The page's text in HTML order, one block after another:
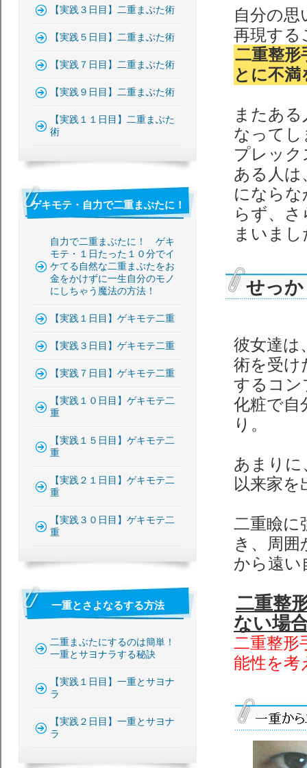
自分の
再現する
二重整形
とに不
またあ
なってし
プレッ
ある人は
になら
らず、
まいまし
せっ
彼女達は
術を受け
するコン
化粧で自
り。
あまりに
以来家
二重瞼に
き、周囲
から遠い
二重整
ない場
二重整形
能性を考
【実践３日目】二重まぶた術
【実践５日目】二重まぶた術
【実践７日目】二重まぶた術
【実践９日目】二重まぶた術
【実践１１日目】二重まぶた
術
ゲキモテ・自力で二重まぶたに！
自力で二重まぶたに！ ゲキ
モテ・１日たった１０分でイ
ケてる自然な二重まぶたをお
金をかけずに一生自分のモノ
にしちゃう魔法の方法！
【実践１日目】ゲキモテ二重
【実践３日目】ゲキモテ二重
【実践７日目】ゲキモテ二重
【実践１０日目】ゲキモテ二
重
【実践１５日目】ゲキモテ二
重
【実践２１日目】ゲキモテ二
重
【実践３０日目】ゲキモテ二
重
一重とさよなるする方法
二重まぶたにするのは簡単！
一重とサヨナラする秘訣
【実践１日目】一重とサヨナ
ラ
【実践２日目】一重とサヨナ
ラ